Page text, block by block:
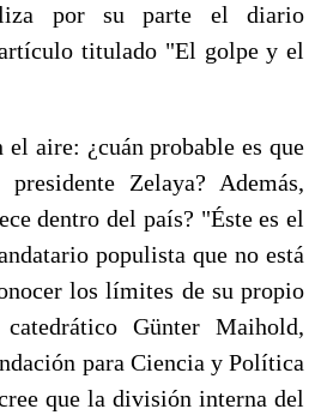
por su parte el diario
titulado "El golpe y el
aire: ¿cuán probable es que
Zelaya? Además,
dentro del país? "Éste es el
populista que no está
los límites de su propio
Günter Maihold,
para Ciencia y Política
que la división interna del